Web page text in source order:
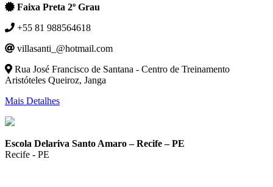
Faixa Preta 2º Grau
+55 81 988564618
villasanti_@hotmail.com
Rua José Francisco de Santana - Centro de Treinamento
Aristóteles Queiroz, Janga
Mais Detalhes
Escola Delariva Santo Amaro – Recife – PE
Recife - PE